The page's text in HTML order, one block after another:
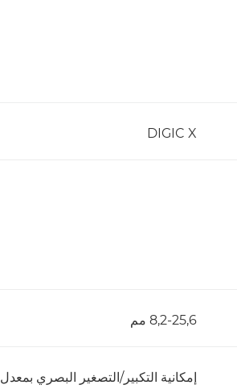
DIGIC X
8,2-25,6 مم
إمكانية التكبير/التصغير البصري بمعدل 3,1 أضعاف